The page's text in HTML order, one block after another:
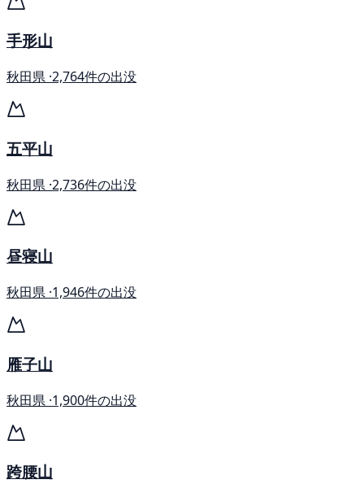
手形山
秋田県 ·2,764件の出没
五平山
秋田県 ·2,736件の出没
昼寝山
秋田県 ·1,946件の出没
雁子山
秋田県 ·1,900件の出没
跨腰山